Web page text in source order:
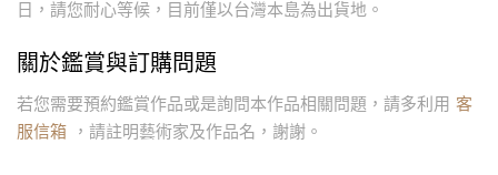
日，請您耐心等候，目前僅以台灣本島為出貨地。
關於鑑賞與訂購問題
若您需要預約鑑賞作品或是詢問本作品相關問題，請多利用 客
服信箱
，請註明藝術家及作品名，謝謝。